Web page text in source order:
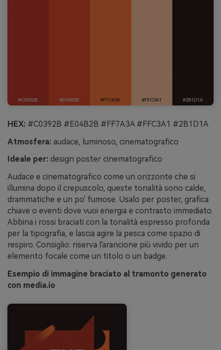
HEX: #C0392B #E04B2B #FF7A3A #FFC3A1 #2B1D1A
Atmosfera: audace, luminoso, cinematografico
Ideale per: design poster cinematografico
Audace e cinematografico come un orizzonte che si
illumina dopo il crepuscolo, queste tonalità sono calde,
drammatiche e un po' fumose. Usalo per poster, grafica
chiave o eventi dove vuoi energia e contrasto immediato.
Abbina i rossi braciati con la tonalità espresso profonda
per la tipografia, e lascia agire la pesca come spazio di
respiro. Consiglio: riserva l'arancione più vivido per un
elemento focale come un titolo o un badge.
Esempio di immagine braciato al tramonto generato
con media.io